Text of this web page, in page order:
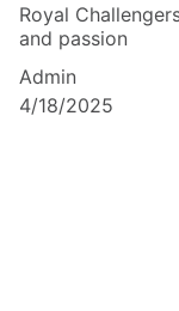
Royal
and passion
Admin
4/18/2025